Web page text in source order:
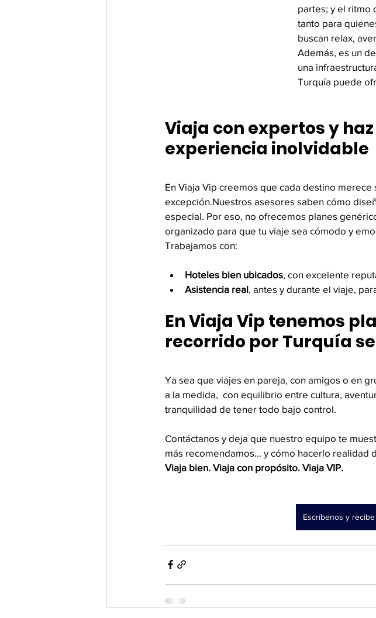
partes; y el ritmo
tanto para
buscan relax,
Además, es un
una
Turquía puede
Viaja con expertos y
experiencia inolvidable
En Viaja Vip creemos que cada destino
excepción.Nuestros asesores saben cómo
especial. Por eso, no ofrecemos planes
organizado para que tu viaje sea cómodo y
Trabajamos con:
Hoteles bien ubicados , con excelente
Asistencia real , antes y durante el viaje,
En Viaja Vip tenemos
recorrido por Turquía
Ya sea que viajes en pareja, con amigos o en
a la medida,  con equilibrio entre cultura,
tranquilidad de tener todo bajo control.
Contáctanos y deja que nuestro equipo te
más recomendamos… y cómo hacerlo realidad
Viaja bien. Viaja con propósito. Viaja VIP.
Escríbenos y